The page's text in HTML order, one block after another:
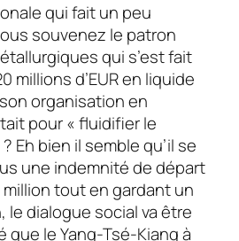
qui fait un peu
souvenez le patron
qui s’est fait
millions d’EUR en liquide
organisation en
pour «fluidifier le
? Eh bien il semble qu’il se
une indemnité de départ
tout en gardant un
le dialogue social va être
le Yang-Tsé-Kiang à